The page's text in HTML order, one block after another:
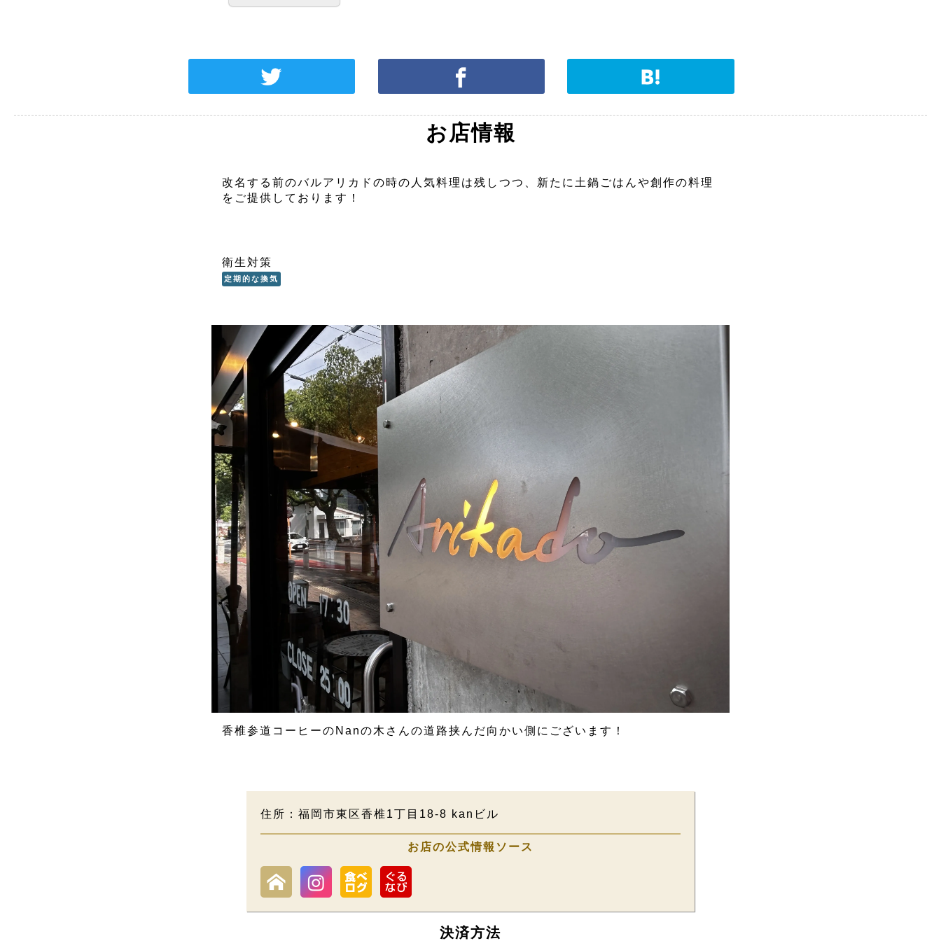
お店情報
改名する前のバルアリカドの時の人気料理は残しつつ、新たに土鍋ごはんや創作の料理
をご提供しております！
衛生対策
定期的な換気
香椎参道コーヒーのNanの木さんの道路挟んだ向かい側にございます！
住所：福岡市東区香椎1丁目18-8 kanビル
お店の公式情報ソース
決済方法